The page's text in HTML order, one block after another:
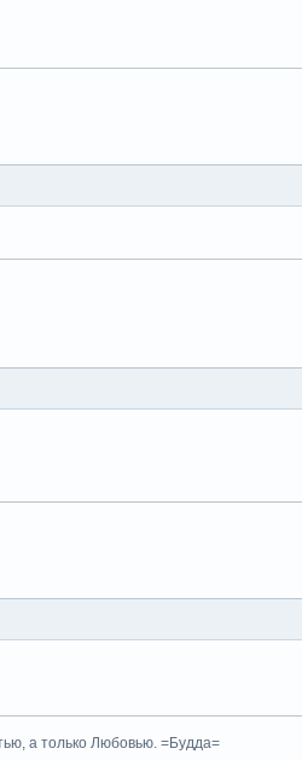
а только Любовью. =Будда=